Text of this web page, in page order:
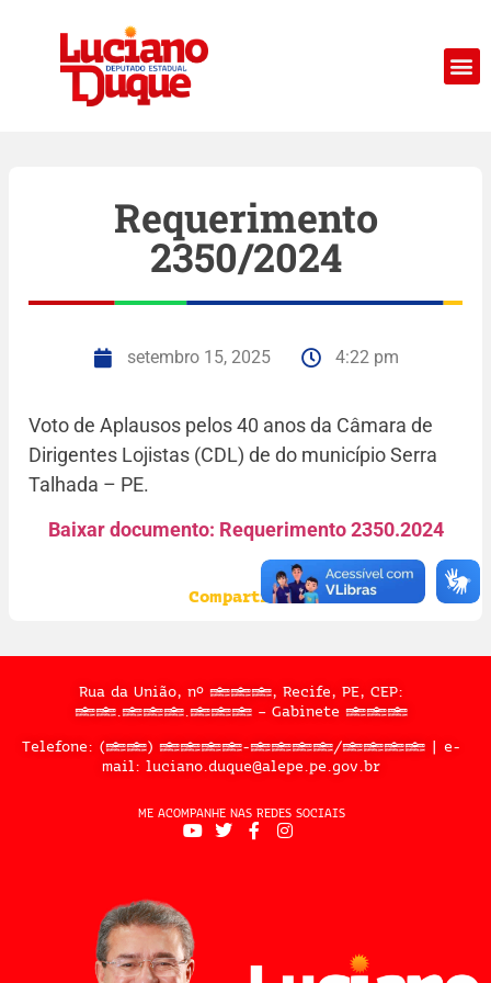
Requerimento
2350/2024
setembro 15, 2025 4:22 pm
Voto de Aplausos pelos 40 anos da Câmara de
Dirigentes Lojistas (CDL) de do município Serra
Talhada – PE.
Baixar documento: Requerimento 2350.2024
Compartilhe:
Rua da União, nº 397, Recife, PE, CEP:
50.050.909 – Gabinete 302
Telefone: (81) 3183-2467/2324 | e-
mail: luciano.duque@alepe.pe.gov.br
ME ACOMPANHE NAS REDES SOCIAIS